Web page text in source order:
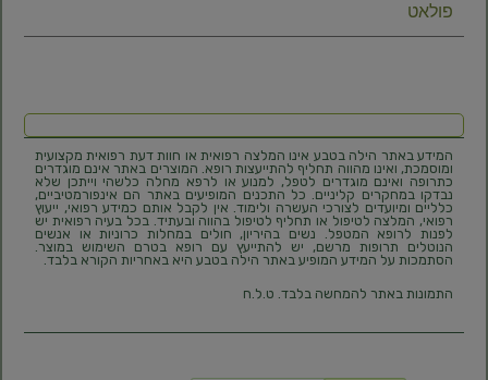
פולאט
המידע באתר הילה בטבע אינו המלצה רפואית או חוות דעת רפואית מקצועית
ומוסמכת, ואינו מהווה תחליף להתייעצות רופא. המוצרים באתר אינם מוגדרים
כתרופה ואינם מוגדרים לטפל, למנוע או לרפא מחלה כלשהי וייתכן שלא
נבדקו במחקרים קליניים. כל התכנים המופיעים באתר הם אינפורמטיביים,
כלליים ומיועדים לצורכי העשרה ולימוד. אין לקבל אותם כמידע רפואי, ייעוץ
רפואי, המלצה לטיפול או תחליף לטיפול בהווה ובעתיד. בכל בעיה רפואית יש
לפנות לרופא המטפל. נשים בהיריון, חולים במחלות כרוניות או אנשים
הנוטלים תרופות מרשם, יש להתייעץ עם רופא בטרם השימוש במוצר.
הסתמכות על המידע המופיע באתר הילה בטבע היא באחריות הקורא בלבד.
התמונות באתר להמחשה בלבד. ט.ל.ח